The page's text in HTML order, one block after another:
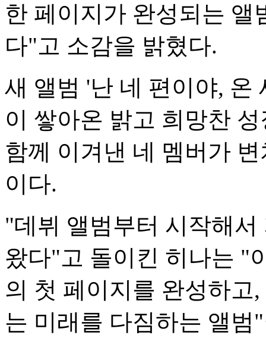
한 페이지가 완성되는 앨
다"고 소감을 밝혔다.
새 앨범 '난 네 편이야, 온
이 쌓아온 밝고 희망찬
함께 이겨낸 네 멤버가
이다.
"데뷔 앨범부터 시작해
왔다"고 돌이킨 히나는 "
의 첫 페이지를 완성하고
는 미래를 다짐하는 앨범